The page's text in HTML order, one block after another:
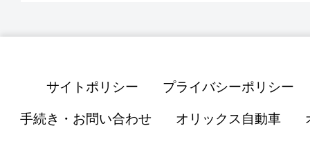
サイトポリシー プライバシーポリシー
手続き・お問い合わせ オリックス自動車